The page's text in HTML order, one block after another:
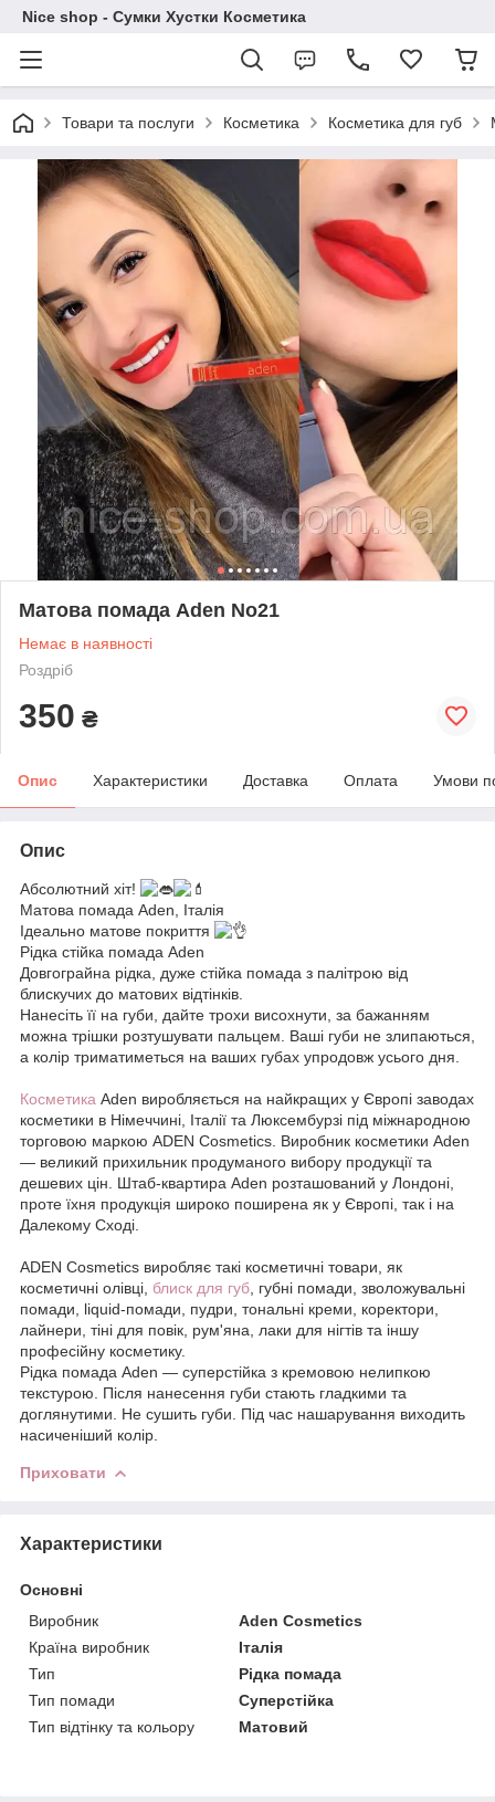
Nice shop - Сумки Хустки Косметика
Товари та послуги Косметика Косметика для губ
Матова помада Aden No21
Немає в наявності
Роздріб
350 ₴
Опис Характеристики Доставка Оплата Умови
Опис
Абсолютний хіт!
Матова помада Aden, Італія
Ідеально матове покриття
Рідка стійка помада Aden
Довгограйна рідка, дуже стійка помада з палітрою від
блискучих до матових відтінків.
Нанесіть її на губи, дайте трохи висохнути, за бажанням
можна трішки розтушувати пальцем. Ваші губи не злипаються,
а колір триматиметься на ваших губах упродовж усього дня.
Косметика Aden виробляється на найкращих у Європі заводах
косметики в Німеччині, Італії та Люксембурзі під міжнародною
торговою маркою ADEN Cosmetics. Виробник косметики Aden
— великий прихильник продуманого вибору продукції та
дешевих цін. Штаб-квартира Aden розташований у Лондоні,
проте їхня продукція широко поширена як у Європі, так і на
Далекому Сході.
ADEN Cosmetics виробляє такі косметичні товари, як
косметичні олівці, блиск для губ , губні помади, зволожувальні
помади, liquid-помади, пудри, тональні креми, коректори,
лайнери, тіні для повік, рум'яна, лаки для нігтів та іншу
професійну косметику.
Рідка помада Aden — суперстійка з кремовою нелипкою
текстурою. Після нанесення губи стають гладкими та
доглянутими. Не сушить губи. Під час нашарування виходить
насиченіший колір.
Приховати
Характеристики
Основні
Виробник
Aden Cosmetics
Країна виробник
Італія
Тип
Рідка помада
Тип помади
Суперстійка
Тип відтінку та кольору
Матовий